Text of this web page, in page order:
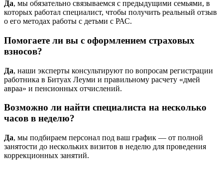
Да, мы обязательно связываемся с предыдущими семьями, в
которых работал специалист, чтобы получить реальный отзыв
о его методах работы с детьми с РАС.
Помогаете ли вы с оформлением страховых
взносов?
Да, наши эксперты консультируют по вопросам регистрации
работника в Битуах Леуми и правильному расчету «дмей
авраа» и пенсионных отчислений.
Возможно ли найти специалиста на несколько
часов в неделю?
Да, мы подбираем персонал под ваш график — от полной
занятости до нескольких визитов в неделю для проведения
коррекционных занятий.